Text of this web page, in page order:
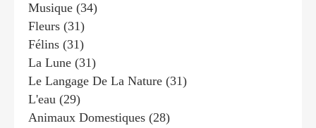
Musique (34)
Fleurs (31)
Félins (31)
La Lune (31)
Le Langage De La Nature (31)
L'eau (29)
Animaux Domestiques (28)